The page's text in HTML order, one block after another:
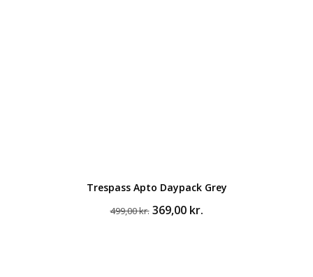
Trespass Apto Daypack Grey
499,00kr. Den
369,00 kr.Den